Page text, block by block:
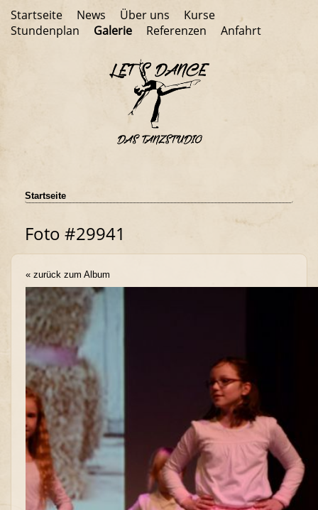
Startseite News Über uns
Kurse
Stundenplan
Galerie Referenzen Anfahrt
Startseite
Foto #29941
« zurück zum Album